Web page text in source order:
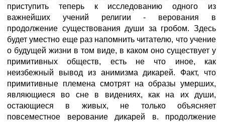
приступить теперь к исследованию одного из
важнейших учений религии - верования в
продолжение существования души за гробом. Здесь
будет уместно еще раз напомнить читателю, что учение
о будущей жизни в том виде, в каком оно существует у
примитивных обществ, есть не что иное, как
неизбежный вывод из анимизма дикарей. Факт, что
примитивные племена смотрят на образы умерших,
являющиеся во сне в видениях, как на их души,
остающиеся в живых, не только объясняет
повсеместное верование дикарей в. продолжение